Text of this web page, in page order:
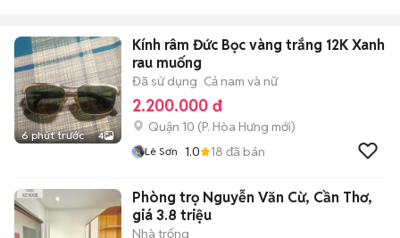
6 phút trước 4
Kính râm Đức Bọc vàng trắng 12K Xanh
rau muống
Đã sử dụng Cả nam và nữ
2.200.000 đ
Quận 10 (P. Hòa Hưng mới)
Lê Sơn 1.0 18 đã bán
Phòng trọ Nguyễn Văn Cừ, Cần Thơ,
giá 3.8 triệu
Nhà trống